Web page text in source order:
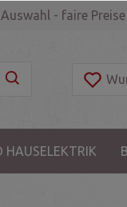
- faire Preise
HAUSELEKTRIK